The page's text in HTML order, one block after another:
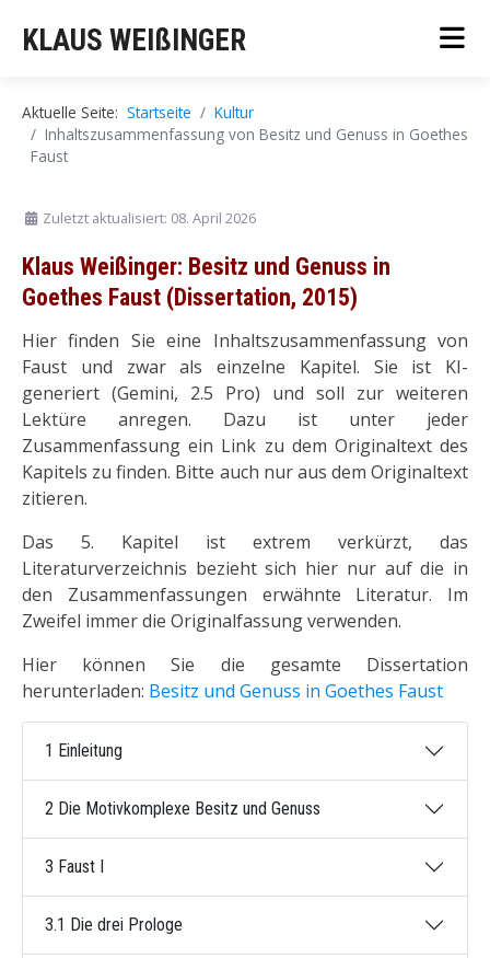
KLAUS WEIßINGER
Aktuelle Seite: Startseite
Kultur
Inhaltszusammenfassung von Besitz und Genuss in Goethes
Faust
Zuletzt aktualisiert: 08. April 2026
Klaus Weißinger: Besitz und Genuss in
Goethes Faust (Dissertation, 2015)
Hier finden Sie eine Inhaltszusammenfassung von
Faust und zwar als einzelne Kapitel. Sie ist KI-
generiert (Gemini, 2.5 Pro) und soll zur weiteren
Lektüre anregen. Dazu ist unter jeder
Zusammenfassung ein Link zu dem Originaltext des
Kapitels zu finden. Bitte auch nur aus dem Originaltext
zitieren.
Das 5. Kapitel ist extrem verkürzt, das
Literaturverzeichnis bezieht sich hier nur auf die in
den Zusammenfassungen erwähnte Literatur. Im
Zweifel immer die Originalfassung verwenden.
Hier können Sie die gesamte Dissertation
herunterladen: Besitz und Genuss in Goethes Faust
1 Einleitung
2 Die Motivkomplexe Besitz und Genuss
3 Faust I
3.1 Die drei Prologe